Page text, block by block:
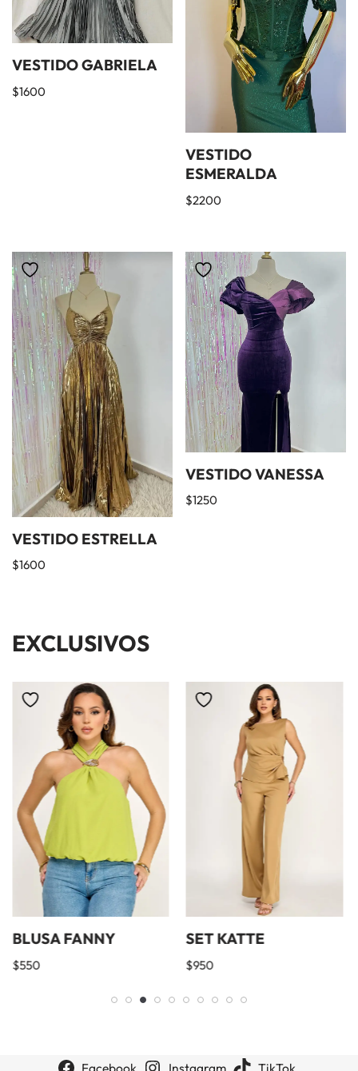
VESTIDO GABRIELA
$1600
VESTIDO
ESMERALDA
$2200
VESTIDO ESTRELLA
$1600
VESTIDO VANESSA
$1250
EXCLUSIVOS
BLUSA FANNY
$550
SET KATTE
$950